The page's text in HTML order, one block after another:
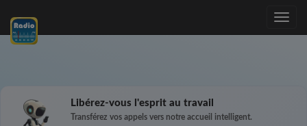
Toggle
Libérez-vous l'esprit au travail
Transférez vos appels vers notre accueil intelligent.